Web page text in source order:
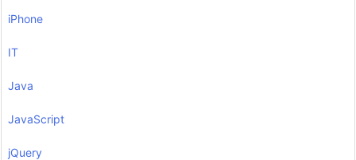
iPhone
IT
Java
JavaScript
jQuery